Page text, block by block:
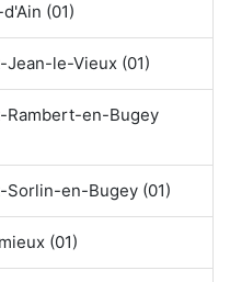
(01)
le-Vieux (01)
Rambert-en-Bugey
Sorlin-en-Bugey (01)
(01)